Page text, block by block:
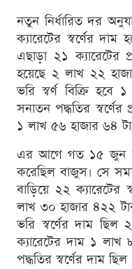
নতুন নির্ধারিত দর
ক্যারেটের স্বর্ণের
এছাড়া ২১ ক্যারেটের
হয়েছে ২ লাখ ২২
ভরি স্বর্ণ বিক্রি
সনাতন পদ্ধতির স্বর্ণের
১ লাখ ৫৬ হাজার ৬৪
এর আগে গত ১৫ জুন
করেছিল বাজুস। সে
বাড়িয়ে ২২ ক্যারেটের
লাখ ৩০ হাজার ৪২২
ভরি স্বর্ণের দাম
ক্যারেটের দাম ১
পদ্ধতির স্বর্ণের দাম